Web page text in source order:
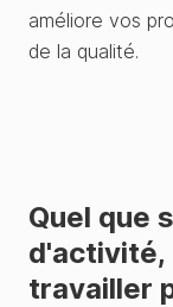
améliore vos
de la qualité.
Quel que
d'activité,
travailler